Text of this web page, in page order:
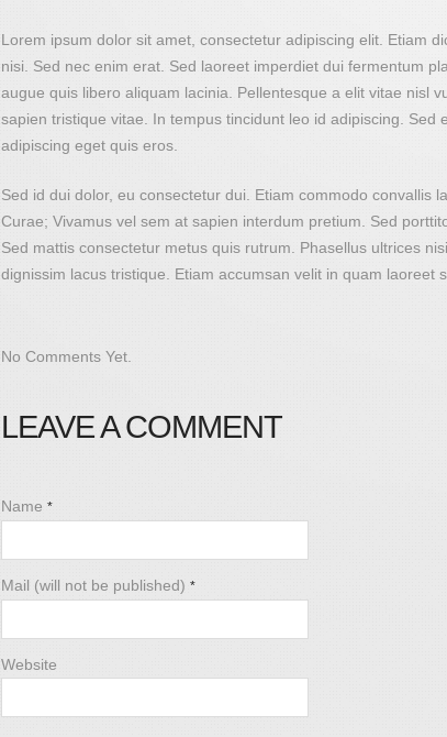
Lorem ipsum dolor sit amet, consectetur adipiscing elit. Etiam
nisi. Sed nec enim erat. Sed laoreet imperdiet dui fermentum
augue quis libero aliquam lacinia. Pellentesque a elit vitae nisl
sapien tristique vitae. In tempus tincidunt leo id adipiscing.
adipiscing eget quis eros.
Sed id dui dolor, eu consectetur dui. Etiam commodo convallis
Curae; Vivamus vel sem at sapien interdum pretium. Sed
Sed mattis consectetur metus quis rutrum. Phasellus ultrices
dignissim lacus tristique. Etiam accumsan velit in quam laoreet
No Comments Yet.
LEAVE A COMMENT
Name *
Mail (will not be published) *
Website